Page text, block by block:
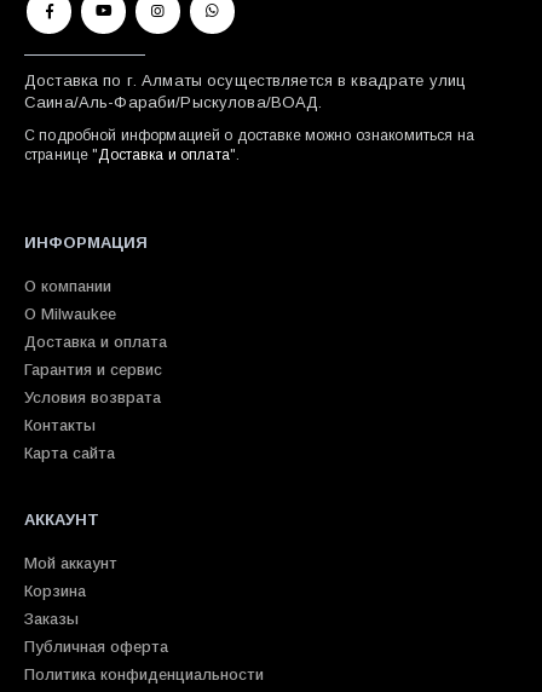
Доставка по г. Алматы осуществляется в квадрате улиц
Саина/Аль-Фараби/Рыскулова/ВОАД.
С подробной информацией о доставке можно ознакомиться на
странице " Доставка и оплата".
ИНФОРМАЦИЯ
О компании
О Milwaukee
Доставка и оплата
Гарантия и сервис
Условия возврата
Контакты
Карта сайта
АККАУНТ
Мой аккаунт
Корзина
Заказы
Публичная оферта
Политика конфиденциальности